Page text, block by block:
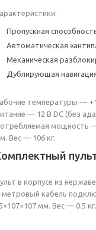
Пропускная
Автоматическая
Механическая
Дублирующая
температуры —
— 12 В DC (без
мощность
Вес — 106 кг.
в корпусе из
метровый кабель
мм. Вес — 0.5 кг.